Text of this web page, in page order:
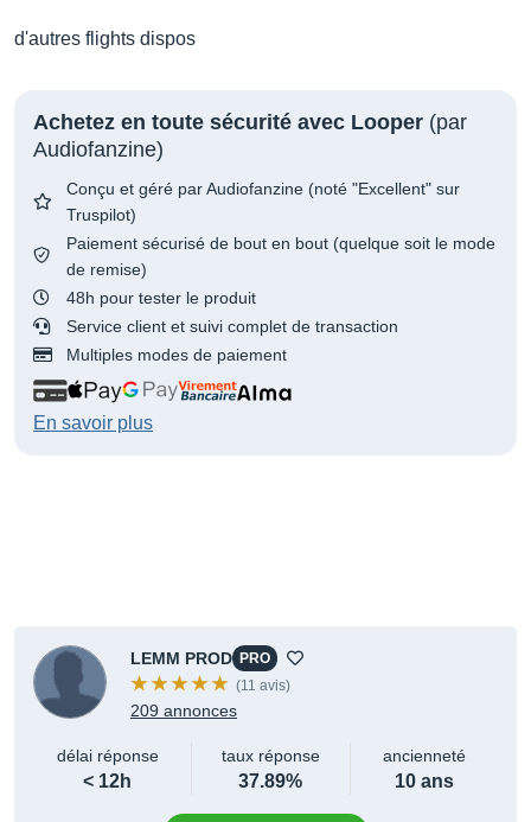
d'autres flights dispos
Achetez en toute sécurité avec Looper (par
Audiofanzine)
Conçu et géré par Audiofanzine (noté "Excellent" sur
Truspilot)
Paiement sécurisé de bout en bout (quelque soit le mode
de remise)
48h pour tester le produit
Service client et suivi complet de transaction
Multiples modes de paiement
En savoir plus
LEMM PROD PRO
(11 avis)
209 annonces
délai réponse
< 12h
taux réponse
37.89%
ancienneté
10 ans